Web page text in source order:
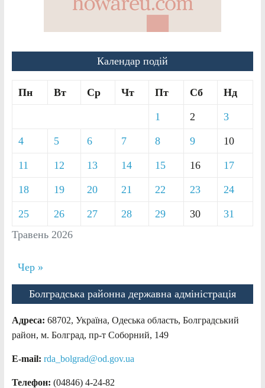
Календар подій
Травень 2026
Пн Вт Ср Чт Пт Сб Нд
1 2 3
4 5 6 7 8 9 10
11 12 13 14 15 16 17
18 19 20 21 22 23 24
25 26 27 28 29 30 31
Чер »
Болградська районна державна адміністрація
Адреса: 68702, Україна, Одеська область, Болградський
район, м. Болград, пр-т Соборний, 149
E-mail: rda_bolgrad@od.gov.ua
Телефон: (04846) 4-24-82